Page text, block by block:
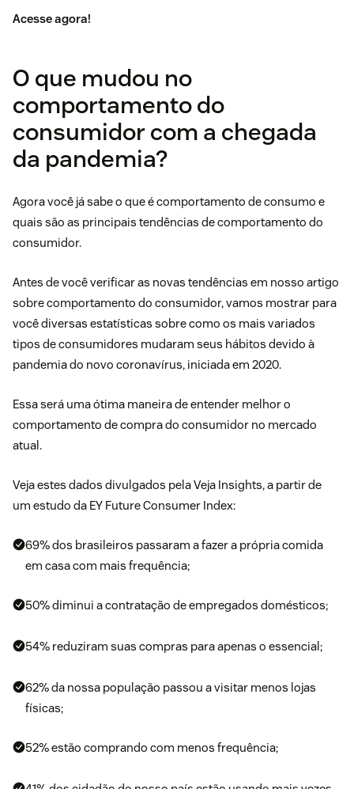
Acesse agora!
O que mudou no
comportamento do
consumidor com a chegada
da pandemia?
Agora você já sabe o que é comportamento de consumo e
quais são as principais tendências de comportamento do
consumidor.
Antes de você verificar as novas tendências em nosso artigo
sobre comportamento do consumidor, vamos mostrar para
você diversas estatísticas sobre como os mais variados
tipos de consumidores mudaram seus hábitos devido à
pandemia do novo coronavírus, iniciada em 2020.
Essa será uma ótima maneira de entender melhor o
comportamento de compra do consumidor no mercado
atual.
Veja estes dados divulgados pela Veja Insights, a partir de
um estudo da EY Future Consumer Index:
69% dos brasileiros passaram a fazer a própria comida
em casa com mais frequência;
50% diminui a contratação de empregados domésticos;
54% reduziram suas compras para apenas o essencial;
62% da nossa população passou a visitar menos lojas
físicas;
52% estão comprando com menos frequência;